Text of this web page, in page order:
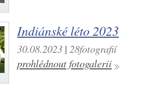
Indiánské léto 2023
30.08.2023 | 28fotografií
prohlédnout fotogalerii